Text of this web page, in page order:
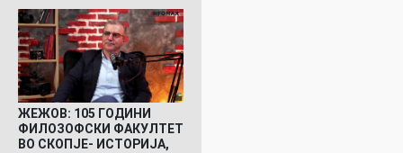
ЖЕЖОВ: 105 ГОДИНИ
ФИЛОЗОФСКИ ФАКУЛТЕТ
ВО СКОПЈЕ- ИСТОРИЈА,